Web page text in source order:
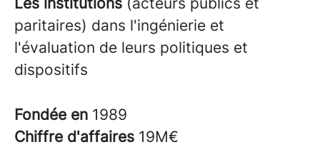
paritaires) dans l'ingénierie et
l'évaluation de leurs politiques et
dispositifs
Fondée en 1989
Chiffre d'affaires 19M€